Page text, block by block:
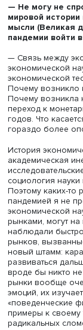
Петербурге
велел. Я свое
себе
многие люди
Игоревич
Валерьевич
лучший
—Не могу не
мировой
мысли
пандемии
— Связь между
экономической
экономической
Почему
Почему
переход к
годов. Что
гораздо более
История
академическая
социология
Поэтому каких-